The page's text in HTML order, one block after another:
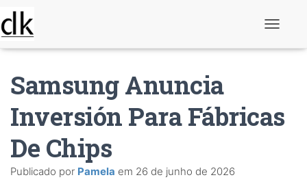
n
Samsung Anuncia
Inversión Para Fábricas
De Chips
Publicado por Pamela em 26 de junho de 2026